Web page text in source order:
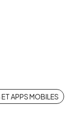
APPS MOBILES